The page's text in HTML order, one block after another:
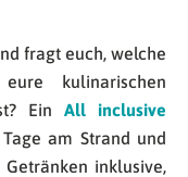
fragt euch, welche
kulinarischen
Ein All inclusive
am Strand und
inklusive,